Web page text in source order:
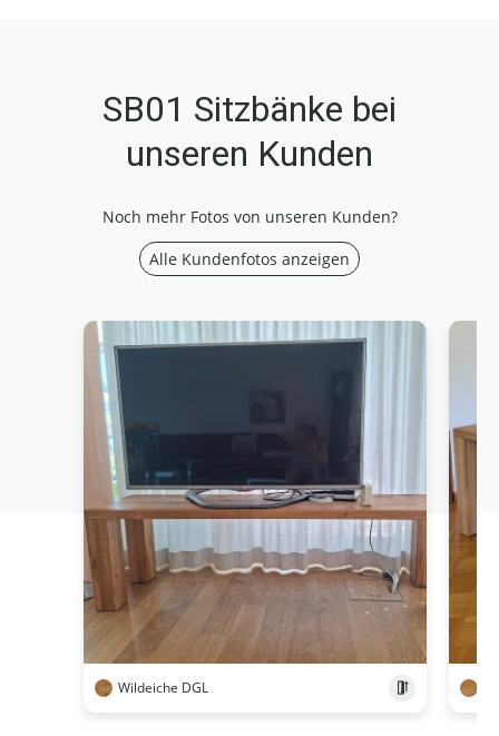
SB01 Sitzbänke bei
unseren Kunden
Noch mehr Fotos von unseren Kunden?
Alle Kundenfotos anzeigen
Wildeiche DGL